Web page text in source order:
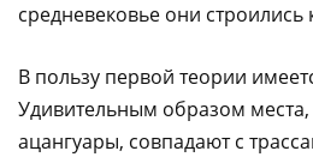
средневековье они строились
В пользу первой теории
Удивительным образом места,
ацангуары, совпадают с